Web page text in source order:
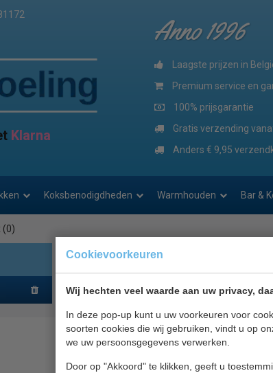
Cookievoorkeuren
Wij hechten veel waarde aan uw privacy,
In deze pop-up kunt u uw voorkeuren voor
soorten cookies die wij gebruiken, vindt u op
we uw persoonsgegevens verwerken.
Door op "Akkoord" te klikken, geeft u
Klarna
Anno 1996
Laagste prijzen in
Premium service en
100% prijsgarantie
Gratis verzending
Anders € 9,95
Koksbenodigdheden Warmhouden Bar &
(0)